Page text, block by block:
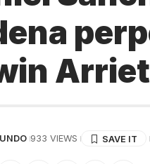
933 VIEWS